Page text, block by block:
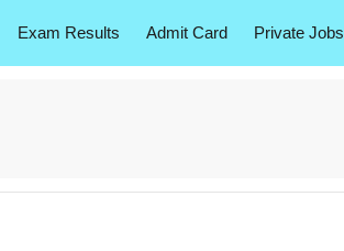
Exam Results Admit Card Private Jobs